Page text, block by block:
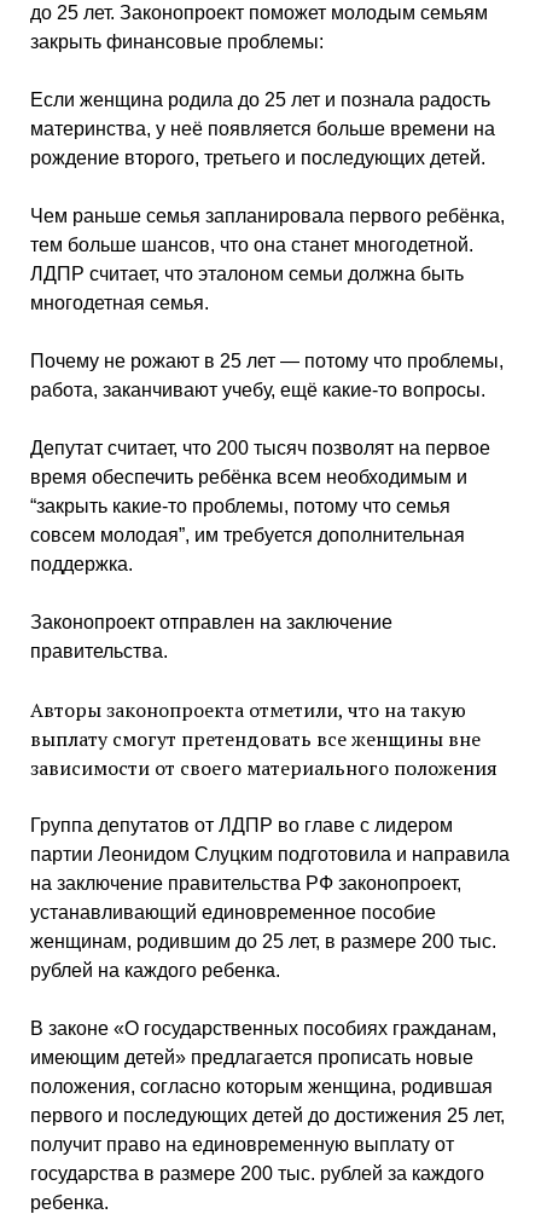
до 25 лет. Законопроект поможет молодым семьям
закрыть финансовые проблемы:
Если женщина родила до 25 лет и познала радость
материнства, у неё появляется больше времени на
рождение второго, третьего и последующих детей.
Чем раньше семья запланировала первого ребёнка,
тем больше шансов, что она станет многодетной.
ЛДПР считает, что эталоном семьи должна быть
многодетная семья.
Почему не рожают в 25 лет — потому что проблемы,
работа, заканчивают учебу, ещё какие-то вопросы.
Депутат считает, что 200 тысяч позволят на первое
время обеспечить ребёнка всем необходимым и
“закрыть какие-то проблемы, потому что семья
совсем молодая”, им требуется дополнительная
поддержка.
Законопроект отправлен на заключение
правительства.
Авторы законопроекта отметили, что на такую
выплату смогут претендовать все женщины вне
зависимости от своего материального положения
Группа депутатов от ЛДПР во главе с лидером
партии Леонидом Слуцким подготовила и направила
на заключение правительства РФ законопроект,
устанавливающий единовременное пособие
женщинам, родившим до 25 лет, в размере 200 тыс.
рублей на каждого ребенка.
В законе «О государственных пособиях гражданам,
имеющим детей» предлагается прописать новые
положения, согласно которым женщина, родившая
первого и последующих детей до достижения 25 лет,
получит право на единовременную выплату от
государства в размере 200 тыс. рублей за каждого
ребенка.